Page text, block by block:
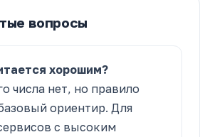
вопросы
хорошим?
числа нет, но правило
ориентир. Для
с высоким